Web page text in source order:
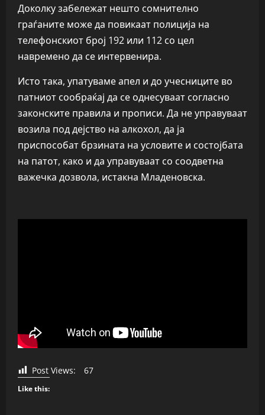
Доколку забележат нешто сомнително
граѓаните може да повикаат полиција на
телефонскиот број 192 или 112 со цел
навремено да се интервенира.
Исто така, упатуваме апел и до учесниците во
патниот сообраќај да се однесуваат согласно
законските правила и прописи. Да не управуваат
возила под дејство на алкохол, да ја
приспособат брзината на условите и состојбата
на патот, како и да управуваат со соодветна
важечка дозвола, истакна Младеновска.
Post Views: 67
Like this: